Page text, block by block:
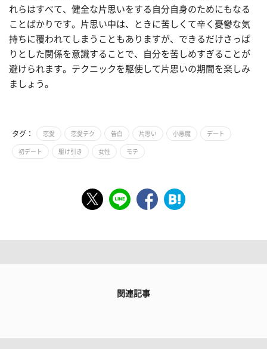
れらはすべて、健全な片思いをする自分自身のためにもなる
ことばかりです。片思い中は、ときに苦しくて辛く憂鬱な気
持ちに覆われてしまうこともありますが、できるだけさっぱ
りとした関係を意識することで、自分を苦しめすぎることが
避けられます。テクニックを駆使して片思いの期間を楽しみ
ましょう。
タグ： 恋愛 恋愛テク 告白 片思い 小悪魔 デート
初デート 駆け引き 女性 モテ
関連記事